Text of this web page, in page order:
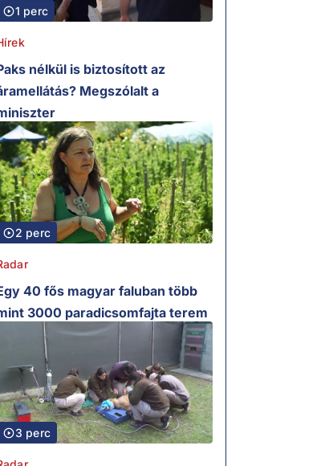
1 perc
nélkül is biztosított az
Megszólalt a
2 perc
40 fős magyar faluban több
3000 paradicsomfajta terem
3 perc